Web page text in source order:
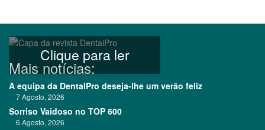
Clique para ler
Mais notícias:
A equipa da DentalPro deseja-lhe um verão feliz
7 Agosto, 2026
Sorriso Vaidoso no TOP 600
6 Agosto, 2026